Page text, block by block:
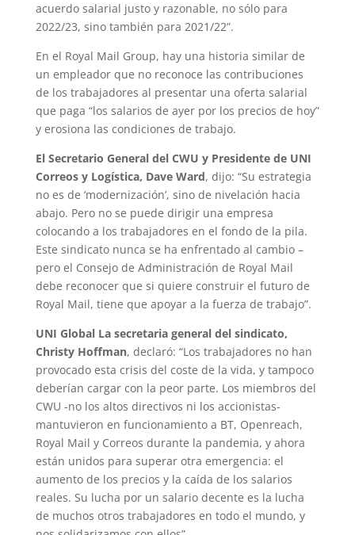
acuerdo salarial justo y razonable, no sólo para
2022/23, sino también para 2021/22”.
En el Royal Mail Group, hay una historia similar de
un empleador que no reconoce las contribuciones
de los trabajadores al presentar una oferta salarial
que paga “los salarios de ayer por los precios de hoy”
y erosiona las condiciones de trabajo.
El Secretario General del CWU y Presidente de UNI
Correos y Logística, Dave Ward, dijo: “Su estrategia
no es de ‘modernización’, sino de nivelación hacia
abajo. Pero no se puede dirigir una empresa
colocando a los trabajadores en el fondo de la pila.
Este sindicato nunca se ha enfrentado al cambio –
pero el Consejo de Administración de Royal Mail
debe reconocer que si quiere construir el futuro de
Royal Mail, tiene que apoyar a la fuerza de trabajo”.
UNI Global La secretaria general del sindicato,
Christy Hoffman, declaró: “Los trabajadores no han
provocado esta crisis del coste de la vida, y tampoco
deberían cargar con la peor parte. Los miembros del
CWU -no los altos directivos ni los accionistas-
mantuvieron en funcionamiento a BT, Openreach,
Royal Mail y Correos durante la pandemia, y ahora
están unidos para superar otra emergencia: el
aumento de los precios y la caída de los salarios
reales. Su lucha por un salario decente es la lucha
de muchos otros trabajadores en todo el mundo, y